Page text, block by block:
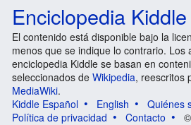
Enciclopedia Kiddle
El contenido está disponible bajo la
menos que se indique lo contrario. Los
enciclopedia Kiddle se basan en
seleccionados de Wikipedia, reescritos
MediaWiki.
Kiddle Español
English
Quiénes
Política de privacidad
Contacto